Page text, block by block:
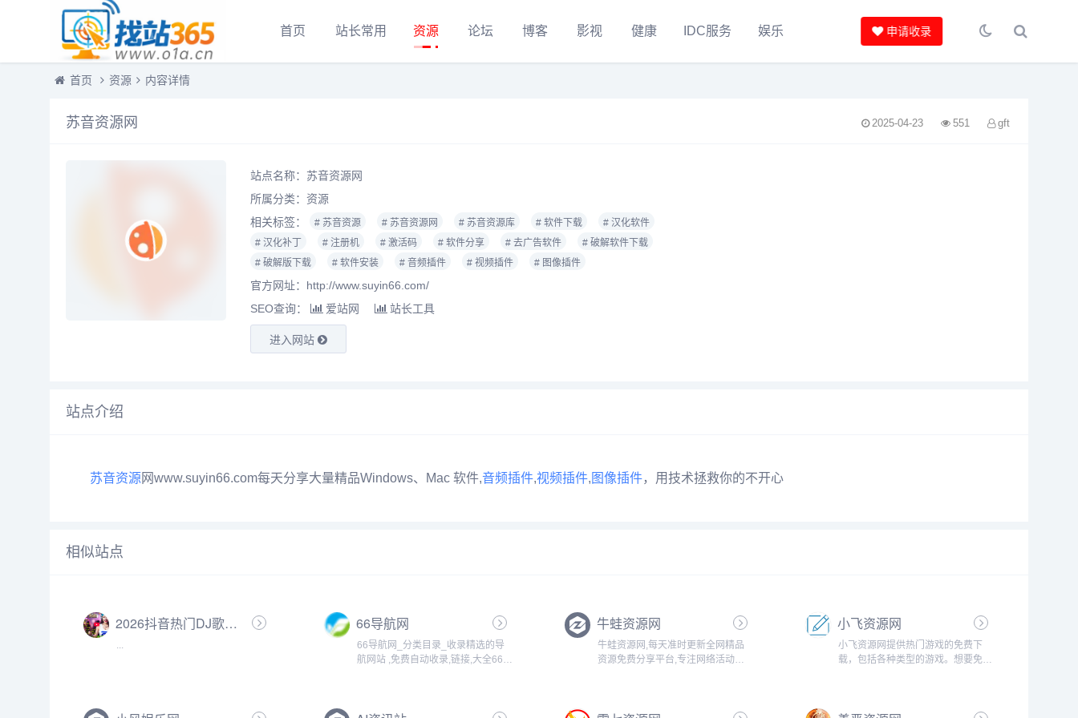
首页 站长常用 资源 论坛 博客 影视 健康 IDC服务 娱乐 申请收录
首页 资源 内容详情
苏音资源网 2025-04-23 551 gft
站点名称：苏音资源网
所属分类： 资源
相关标签：
# 苏音资源 # 苏音资源网 # 苏音资源库 # 软件下载
# 汉化软件
# 汉化补丁
# 注册机 # 激活码 # 软件分享 # 去广告软件
# 破解软件下载
# 破解版下载
# 软件安装 # 音频插件 # 视频插件 # 图像插件
官方网址：http://www.suyin66.com/
SEO查询：
爱站网 站长工具
进入网站
站点介绍
苏音资源 网www.suyin66.com每天分享大量精品Windows、Mac 软件,音频插件,视频插件, 图像插件，用技术拯救你的不开心
相似站点
2026抖音热门DJ歌曲在线收听
...
66导航网
66导航网_分类目录_收录精选的导
航网站 ,免费自动收录,链接,大全666
牛蛙资源网
牛蛙资源网,每天准时更新全网精品
资源免费分享平台,专注网络活动线
小飞资源网
小飞资源网提供热门游戏的免费下
载，包括各种类型的游戏。想要免费